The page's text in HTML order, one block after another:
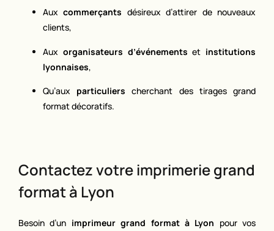
Auxcommerçants désireux d’attirer de nouveaux
clients,
Aux organisateurs d’événements et institutions
lyonnaises,
Qu’aux particuliers cherchant des tirages grand
format décoratifs.
Contactez votre imprimerie grand
format à Lyon
Besoin d’un imprimeur grand format à Lyon pour vos